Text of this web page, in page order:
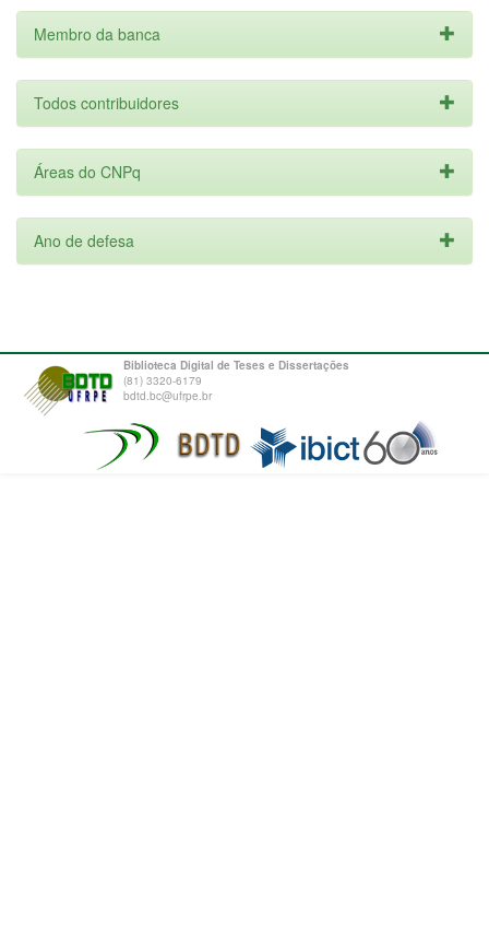
Membro da banca
Todos contribuidores
Áreas do CNPq
Ano de defesa
Biblioteca Digital de Teses e Dissertações
(81) 3320-6179
bdtd.bc@ufrpe.br